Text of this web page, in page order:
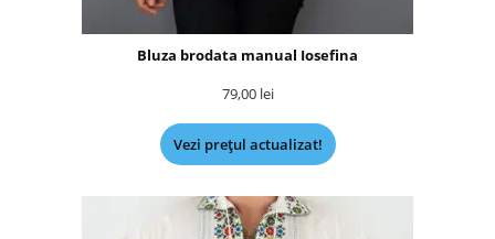
Bluza brodata manual Iosefina
79,00 lei
Vezi prețul actualizat!